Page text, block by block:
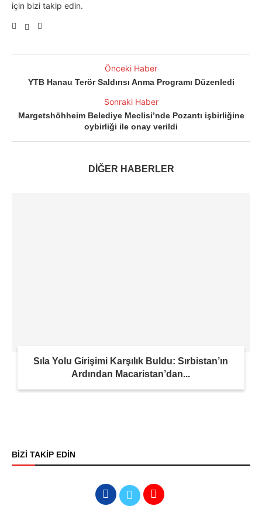
için bizi takip edin.
Önceki Haber
YTB Hanau Terör Saldırısı Anma Programı Düzenledi
Sonraki Haber
Margetshöhheim Belediye Meclisi’nde Pozantı işbirliğine
oybirliği ile onay verildi
DİĞER HABERLER
Sıla Yolu Girişimi Karşılık Buldu: Sırbistan’ın
Ardından Macaristan’dan...
BİZİ TAKİP EDİN